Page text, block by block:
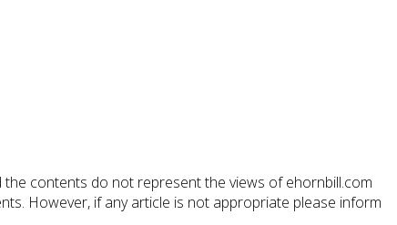
contents do not represent the views of ehornbill.com
However, if any article is not appropriate please inform